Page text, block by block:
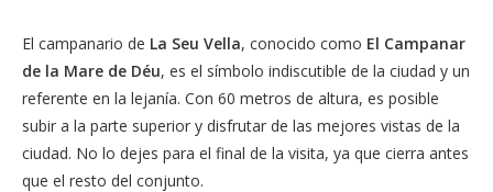
El campanario de La Seu Vella, conocido como El Campanar
de la Mare de Déu, es el símbolo indiscutible de la ciudad y un
referente en la lejanía. Con 60 metros de altura, es posible
subir a la parte superior y disfrutar de las mejores vistas de la
ciudad. No lo dejes para el final de la visita, ya que cierra antes
que el resto del conjunto.